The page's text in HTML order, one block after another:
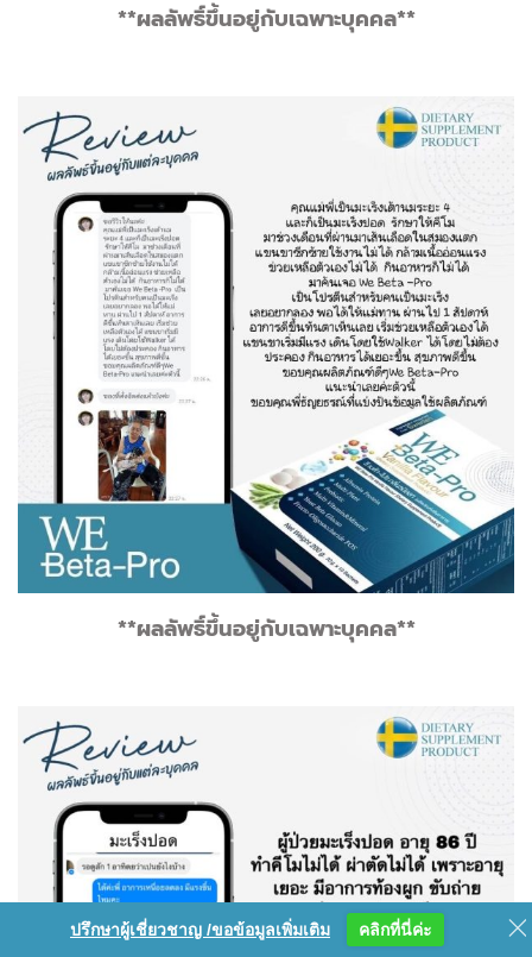
**ผลลัพธิ์ขึ้นอยู่กับเฉพาะบุคคล**
**ผลลัพธิ์ขึ้นอยู่กับเฉพาะบุคคล**
ปรึกษาผู้เชี่ยวชาญ /ขอข้อมูลเพิ่มเติม คลิกที่นี่ค่ะ